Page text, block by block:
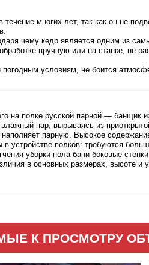
многих лет, так как он не
чему кедр является одним из
вручную или на станке, не
условиям, не боится
на полке русской парной — банщик
пар, вырываясь из
парную. Высокое
в устройстве полков: требуются
уборки пола бани боковые
в основных размерах, высоте и
К ПРОСМОТРУ